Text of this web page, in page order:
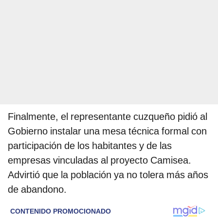
Finalmente, el representante cuzqueño pidió al
Gobierno instalar una mesa técnica formal con
participación de los habitantes y de las
empresas vinculadas al proyecto Camisea.
Advirtió que la población ya no tolera más años
de abandono.